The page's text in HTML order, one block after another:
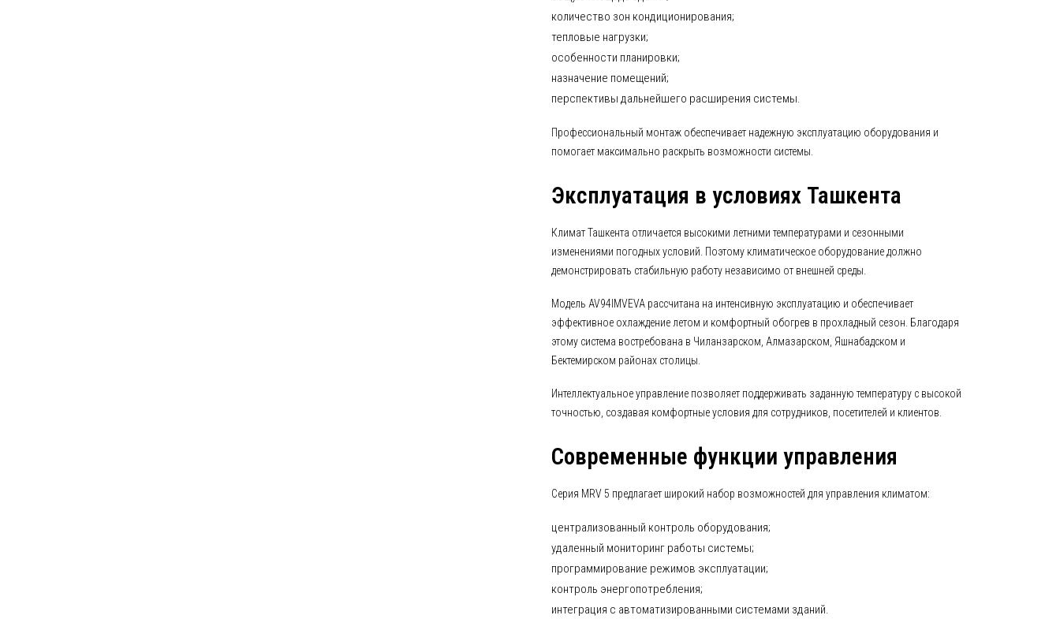
количество зон кондиционирования;
тепловые нагрузки;
особенности планировки;
назначение помещений;
перспективы дальнейшего расширения системы.
Профессиональный монтаж обеспечивает надежную эксплуатацию оборудования и
помогает максимально раскрыть возможности системы.
Эксплуатация в условиях Ташкента
Климат Ташкента отличается высокими летними температурами и сезонными
изменениями погодных условий. Поэтому климатическое оборудование должно
демонстрировать стабильную работу независимо от внешней среды.
Модель AV94IMVEVA рассчитана на интенсивную эксплуатацию и обеспечивает
эффективное охлаждение летом и комфортный обогрев в прохладный сезон. Благодаря
этому система востребована в Чиланзарском, Алмазарском, Яшнабадском и
Бектемирском районах столицы.
Интеллектуальное управление позволяет поддерживать заданную температуру с высокой
точностью, создавая комфортные условия для сотрудников, посетителей и клиентов.
Современные функции управления
Серия MRV 5 предлагает широкий набор возможностей для управления климатом:
централизованный контроль оборудования;
удаленный мониторинг работы системы;
программирование режимов эксплуатации;
контроль энергопотребления;
интеграция с автоматизированными системами зданий.